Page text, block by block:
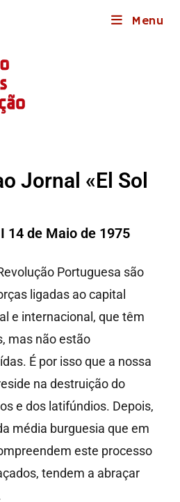
Menu
Jornal «El Sol
14 de Maio de 1975
Portuguesa são
ligadas ao capital
e internacional, que têm
mas não estão
É por isso que a nossa
na destruição do
e dos latifúndios. Depois,
média burguesia que em
este processo
tendem a abraçar